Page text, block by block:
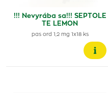
!!! Nevyrába sa!!! SEPTOLE
TE LEMON
pas ord 1,2 mg 1x18 ks